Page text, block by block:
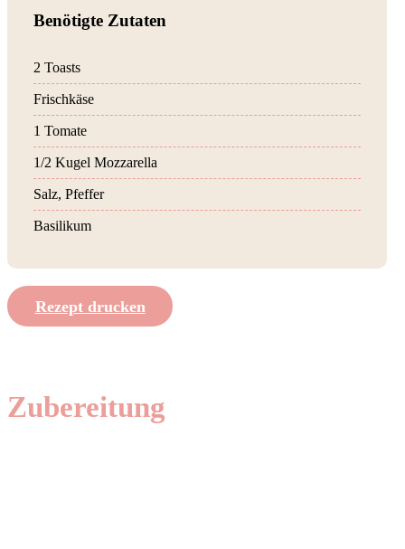
Benötigte Zutaten
2 Toasts
Frischkäse
1 Tomate
1/2 Kugel Mozzarella
Salz, Pfeffer
Basilikum
Rezept drucken
Zubereitung